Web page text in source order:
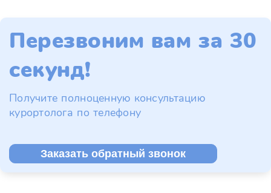
Перезвоним вам за 30
секунд!
Получите полноценную консультацию
курортолога по телефону
Заказать обратный звонок